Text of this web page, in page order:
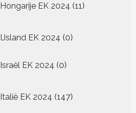
Hongarije EK 2024 11
producten
IJsland EK 2024 00
Israël EK 2024 00
Italië EK 2024 147
producten